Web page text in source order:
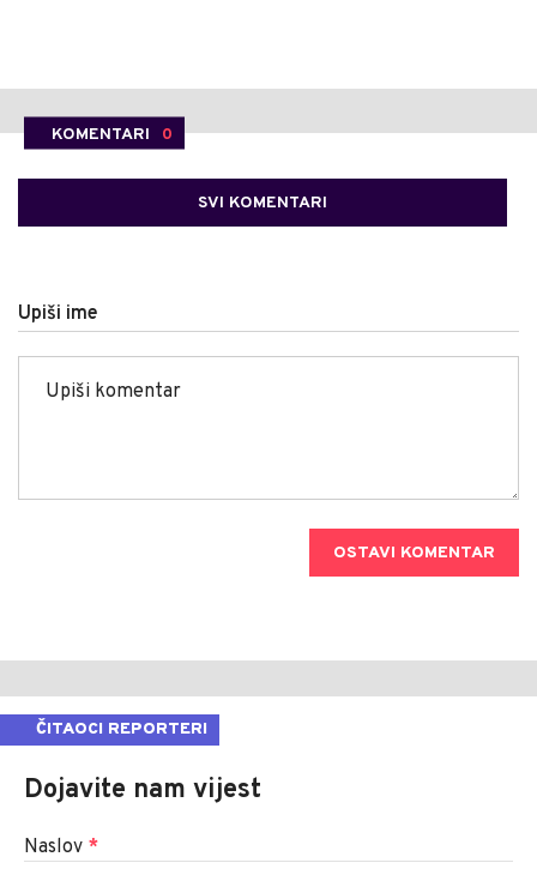
KOMENTARI 0
SVI KOMENTARI
Upiši ime
OSTAVI KOMENTAR
ČITAOCI REPORTERI
Dojavite nam vijest
Naslov *